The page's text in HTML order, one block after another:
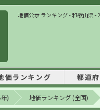
地価公示 ランキング - 和歌山県 -
価ランキング 都道
) 地価ランキング (全国)